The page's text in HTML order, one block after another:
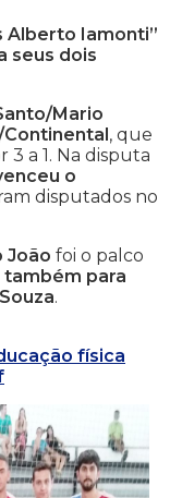
Alberto Iamonti”
seus dois
Mario
Continental, que
3 a 1. Na disputa
o
disputados no
João foi o palco
também para
.
física